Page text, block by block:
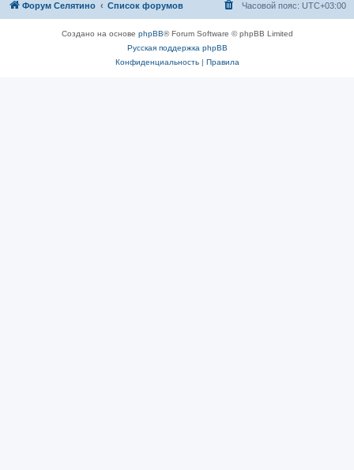
Форум Селятино Список форумов Часовой пояс: UTC+03:00
Создано на основе phpBB® Forum Software © phpBB Limited
Русская поддержка phpBB
Конфиденциальность| Правила